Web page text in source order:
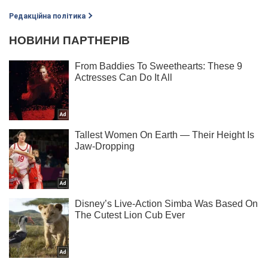
Редакційна політика